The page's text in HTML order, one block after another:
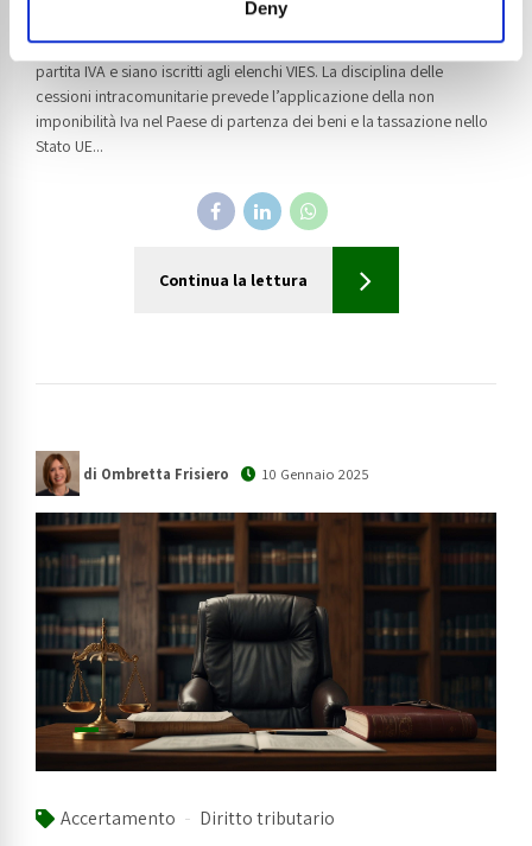
Deny
intracomunitaria, sotto il profilo soggettivo è necessario che
entrambe le parti, cedente e acquirente, siano in possesso della
partita IVA e siano iscritti agli elenchi VIES. La disciplina delle
cessioni intracomunitarie prevede l’applicazione della non
imponibilità Iva nel Paese di partenza dei beni e la tassazione nello
Stato UE...
Continua la lettura
di Ombretta Frisiero 10 Gennaio 2025
Accertamento Diritto tributario